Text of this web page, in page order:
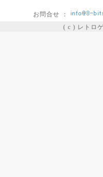
お問合せ ：
( c ) レトロ